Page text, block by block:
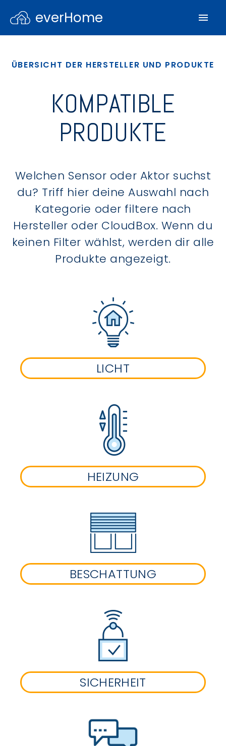
everHome
ÜBERSICHT DER HERSTELLER UND PRODUKTE
KOMPATIBLE
PRODUKTE
Welchen Sensor oder Aktor suchst
du? Triff hier deine Auswahl nach
Kategorie oder filtere nach
Hersteller oder CloudBox. Wenn du
keinen Filter wählst, werden dir alle
Produkte angezeigt.
LICHT
HEIZUNG
BESCHATTUNG
SICHERHEIT